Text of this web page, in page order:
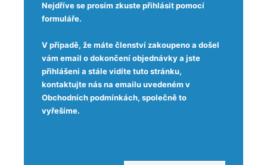
Nejdříve se prosím zkuste přihlásit pomocí
formuláře.
V případě, že máte členství zakoupeno a došel
vám email o dokončení objednávky a jste
přihlášeni a stále vidíte tuto stránku,
kontaktujte nás na emailu uvedeném v
Obchodních podmínkách, společně to
vyřešíme.